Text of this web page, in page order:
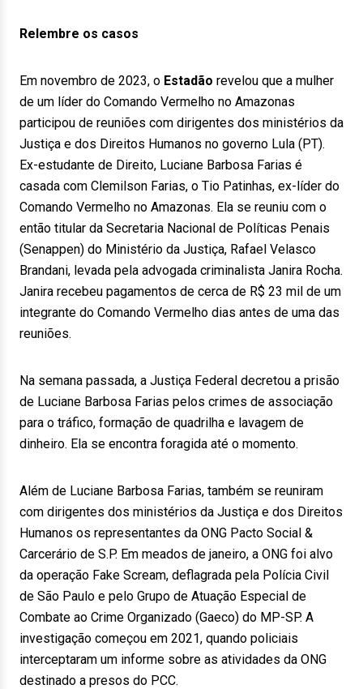
Relembre os casos
Em novembro de 2023, o Estadão revelou que a mulher
de um líder do Comando Vermelho no Amazonas
participou de reuniões com dirigentes dos ministérios da
Justiça e dos Direitos Humanos no governo Lula (PT).
Ex-estudante de Direito, Luciane Barbosa Farias é
casada com Clemilson Farias, o Tio Patinhas, ex-líder do
Comando Vermelho no Amazonas. Ela se reuniu com o
então titular da Secretaria Nacional de Políticas Penais
(Senappen) do Ministério da Justiça, Rafael Velasco
Brandani, levada pela advogada criminalista Janira Rocha.
Janira recebeu pagamentos de cerca de R$ 23 mil de um
integrante do Comando Vermelho dias antes de uma das
reuniões.
Na semana passada, a Justiça Federal decretou a prisão
de Luciane Barbosa Farias pelos crimes de associação
para o tráfico, formação de quadrilha e lavagem de
dinheiro. Ela se encontra foragida até o momento.
Além de Luciane Barbosa Farias, também se reuniram
com dirigentes dos ministérios da Justiça e dos Direitos
Humanos os representantes da ONG Pacto Social &
Carcerário de S.P. Em meados de janeiro, a ONG foi alvo
da operação Fake Scream, deflagrada pela Polícia Civil
de São Paulo e pelo Grupo de Atuação Especial de
Combate ao Crime Organizado (Gaeco) do MP-SP. A
investigação começou em 2021, quando policiais
interceptaram um informe sobre as atividades da ONG
destinado a presos do PCC.